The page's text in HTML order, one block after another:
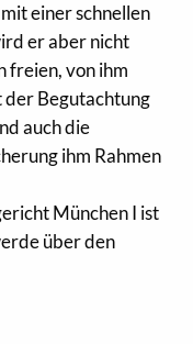
einer schnellen
er aber nicht
freien, von ihm
der Begutachtung
auch die
ihm Rahmen
München I ist
über den